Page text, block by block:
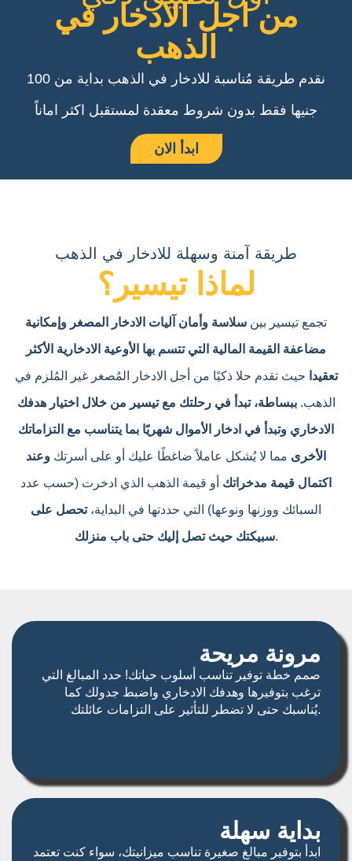
من اجل الادخار في
الذهب
نقدم طريقة مُناسبة للادخار في الذهب بداية من 100
جنيها فقط بدون شروط معقدة لمستقبل اكثر اماناً
ابدأ الان
طريقة آمنة وسهلة للادخار في الذهب
لماذا تيسير؟
تجمع تيسير بين سلاسة وأمان آليات الادخار المصغر وإمكانية
مضاعفة القيمة المالية التي تتسم بها الأوعية الادخارية الأكثر
تعقيدا حيث تقدم حلا ذكيًا من أجل الادخار المُصغر غير المُلزم في
الذهب. ببساطة، تبدأ في رحلتك مع تيسير من خلال اختيار هدفك
الادخاري وتبدأ في ادخار الأموال شهريًا بما يتناسب مع التزاماتك
الأخرى مما لا يُشكل عاملاً ضاغطًا عليك أو على أسرتك وعند
اكتمال قيمة مدخراتك أو قيمة الذهب الذي ادخرت (حسب عدد
السبائك ووزنها ونوعها) التي حددتها في البداية،تحصل على
سبيكتك حيث تصل إليك حتى باب منزلك.
مرونة مريحة
صمم خطة توفير تناسب أسلوب حياتك! حدد المبالغ التي
ترغب بتوفيرها وهدفك الادخاري واضبط جدولك كما
يُناسبك حتى لا تضطر للتأثير على التزامات عائلتك.
بداية سهلة
ابدأ بتوفير مبالغ صغيرة تناسب ميزانيتك، سواء كنت تعتمد